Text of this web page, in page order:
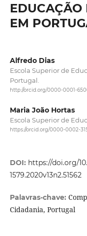
EM
Alfredo Dias
Escola Superior de
Portugal.
http://orcid.org/0000-0001-
Maria João Hortas
Escola Superior de
https://orcid.org/0000-0002-
DOI: https://doi.org/
1579.2020v13n2.51562
Palavras-chave:
Cidadania, Portugal